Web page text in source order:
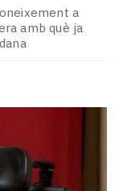
a
amb què ja